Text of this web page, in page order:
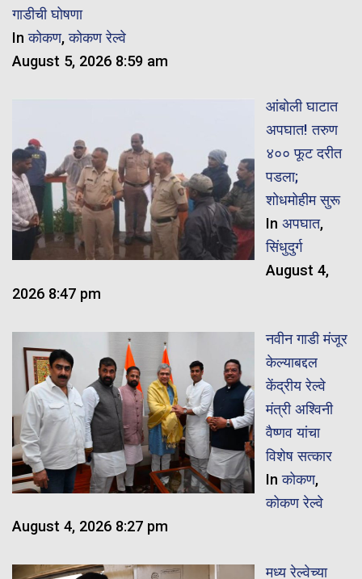
गाडीची घोषणा
Inकोकण,कोकण रेल्वे
August 5, 2026 8:59 am
आंबोली घाटात
अपघात! तरुण
४०० फूट दरीत
पडला;
शोधमोहीम सुरू
In अपघात,
सिंधुदुर्ग
August 4,
2026 8:47 pm
नवीन गाडी मंजूर
केल्याबद्दल
केंद्रीय रेल्वे
मंत्री अश्विनी
वैष्णव यांचा
विशेष सत्कार
Inकोकण,
कोकण रेल्वे
August 4, 2026 8:27 pm
मध्य रेल्वेच्या